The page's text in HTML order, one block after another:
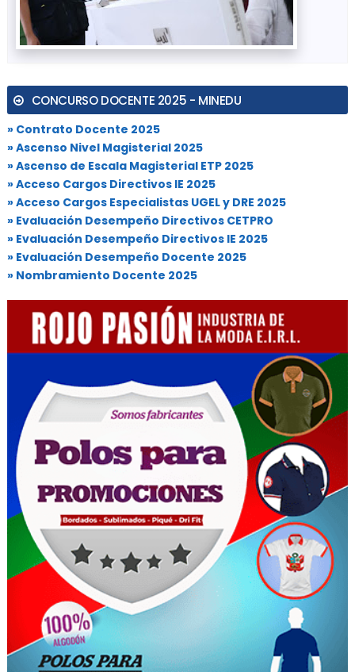
CONCURSO DOCENTE 2025 - MINEDU
» Contrato Docente 2025
» Ascenso Nivel Magisterial 2025
» Ascenso de Escala Magisterial ETP 2025
» Acceso Cargos Directivos IE 2025
» Acceso Cargos Especialistas UGEL y DRE 2025
» Evaluación Desempeño Directivos CETPRO
» Evaluación Desempeño Directivos IE 2025
» Evaluación Desempeño Docente 2025
» Nombramiento Docente 2025